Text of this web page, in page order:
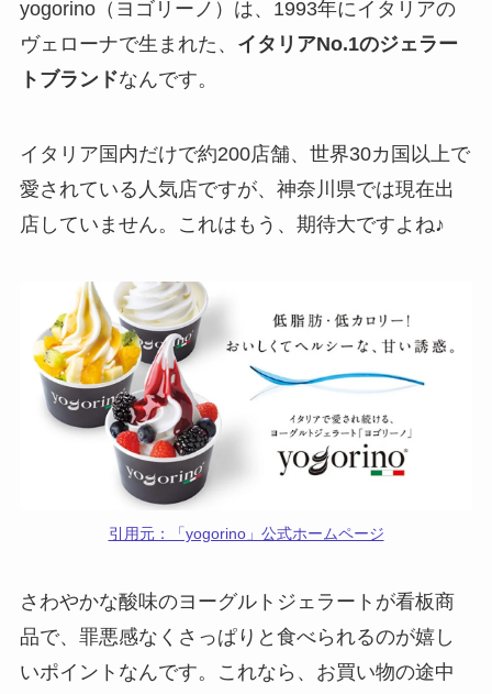
yogorino（ヨゴリーノ）は、1993年にイタリアの
ヴェローナで生まれた、 イタリアNo.1のジェラー
トブランドなんです。
イタリア国内だけで約200店舗、世界30カ国以上で
愛されている人気店ですが、神奈川県では現在出
店していません。これはもう、期待大ですよね♪
引用元：「yogorino」公式ホームページ
さわやかな酸味のヨーグルトジェラートが看板商
品で、罪悪感なくさっぱりと食べられるのが嬉し
いポイントなんです。これなら、お買い物の途中